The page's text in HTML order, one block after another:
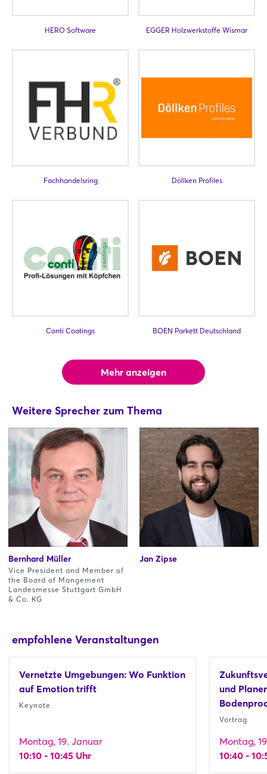
HERO Software EGGER Holzwerkstoffe Wismar
Fachhandelsring Döllken Profiles
Conti Coatings BOEN Parkett Deutschland
Mehr anzeigen
Weitere Sprecher zum Thema
Bernhard Müller
Vice President and Member of
the Board of Mangement
Landesmesse Stuttgart GmbH
& Co. KG
Jan Zipse
empfohlene Veranstaltungen
Vernetzte Umgebungen: Wo Funktion
auf Emotion trifft
Keynote
Montag, 19. Januar
10:10 - 10:45 Uhr
und
Vortrag
Montag,
10:40 -